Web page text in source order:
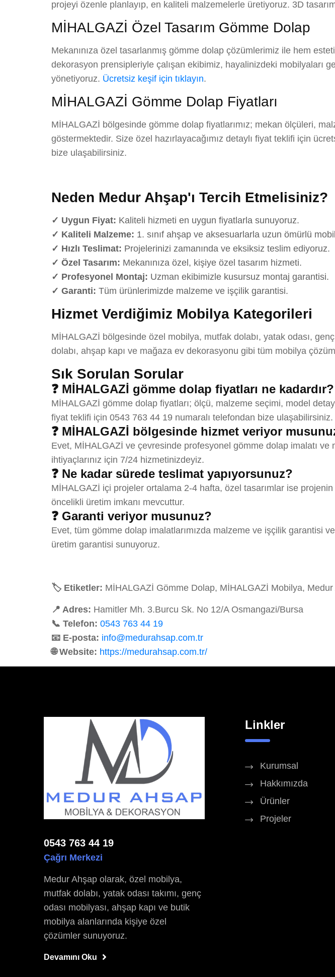
projeyi özenle planlayıp, en kaliteli malzemelerle üretiyoruz. 3D
MİHALGAZİ Özel Tasarım Gömme Dolap
Mekanınıza özel tasarlanmış gömme dolap çözümlerimiz ile hem
dekorasyon prensipleriyle çalışan ekibimiz, hayalinizdeki mobilyaları
yönetiyoruz. Ücretsiz keşif için tıklayın.
MİHALGAZİ Gömme Dolap Fiyatları
MİHALGAZİ bölgesinde gömme dolap fiyatlarımız; mekan ölçüleri,
göstermektedir. Size özel hazırlayacağımız detaylı fiyat teklifi için
bize ulaşabilirsiniz.
Neden Medur Ahşap'ı Tercih Etmelisiniz?
✓ Uygun Fiyat: Kaliteli hizmeti en uygun fiyatlarla sunuyoruz.
✓ Kaliteli Malzeme: 1. sınıf ahşap ve aksesuarlarla uzun ömürlü
✓ Hızlı Teslimat: Projelerinizi zamanında ve eksiksiz teslim ediyoruz.
✓ Özel Tasarım: Mekanınıza özel, kişiye özel tasarım hizmeti.
✓ Profesyonel Montaj: Uzman ekibimizle kusursuz montaj garantisi.
✓ Garanti: Tüm ürünlerimizde malzeme ve işçilik garantisi.
Hizmet Verdiğimiz Mobilya Kategorileri
MİHALGAZİ bölgesinde özel mobilya, mutfak dolabı, yatak odası,
dolabı, ahşap kapı ve mağaza ev dekorasyonu gibi tüm mobilya
Sık Sorulan Sorular
❓ MİHALGAZİ gömme dolap fiyatları ne kadardır?
MİHALGAZİ gömme dolap fiyatları; ölçü, malzeme seçimi, model
fiyat teklifi için 0543 763 44 19 numaralı telefondan bize ulaşabilirsiniz.
❓ MİHALGAZİ bölgesinde hizmet veriyor
Evet, MİHALGAZİ ve çevresinde profesyonel gömme dolap imalatı
ihtiyaçlarınız için 7/24 hizmetinizdeyiz.
❓ Ne kadar sürede teslimat yapıyorsunuz?
MİHALGAZİ içi projeler ortalama 2-4 hafta, özel tasarımlar ise
öncelikli üretim imkanı mevcuttur.
❓ Garanti veriyor musunuz?
Evet, tüm gömme dolap imalatlarımızda malzeme ve işçilik garantisi
üretim garantisi sunuyoruz.
🏷️ Etiketler: MİHALGAZİ Gömme Dolap, MİHALGAZİ Mobilya,
📍 Adres: Hamitler Mh. 3.Burcu Sk. No 12/A Osmangazi/Bursa
📞 Telefon: 0543 763 44 19
📧 E-posta: info@medurahsap.com.tr
🌐 Website: https://medurahsap.com.tr/
0543 763 44 19
Çağrı Merkezi
Medur Ahşap olarak, özel mobilya,
mutfak dolabı, yatak odası takımı, genç
odası mobilyası, ahşap kapı ve butik
mobilya alanlarında kişiye özel
çözümler sunuyoruz.
Devamını Oku
Linkler
Kurumsal
Hakkımızda
Ürünler
Projeler